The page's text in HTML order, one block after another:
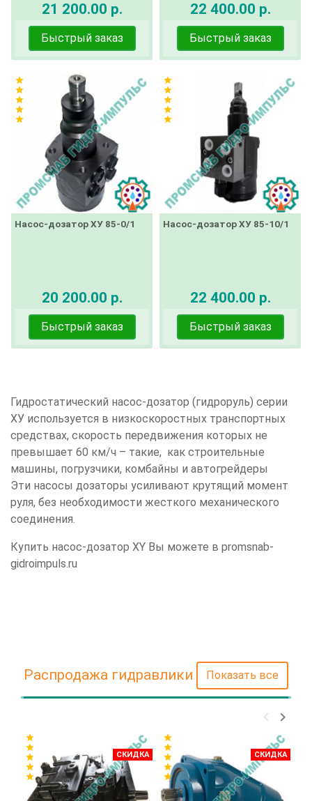
21 200.00 р.
Быстрый заказ
22 400.00 р.
Быстрый заказ
Насос-дозатор ХУ 85-0/1
20 200.00 р.
star
star
star
star
star
Быстрый заказ
Насос-дозатор ХУ 85-10/1
22 400.00 р.
star
star
star
star
star
Быстрый заказ
Гидростатический насос-дозатор (гидроруль) серии
ХУ используется в низкоскоростных транспортных
средствах, скорость передвижения которых не
превышает 60 км/ч – такие, как строительные
машины, погрузчики, комбайны и автогрейдеры
Эти насосы дозаторы усиливают крутящий момент
руля, без необходимости жесткого механического
соединения.
Купить насос-дозатор ХY Вы можете в promsnab-
gidroimpuls.ru
Распродажа гидравлики Показать все
keyboard_arrow_left keyboard_arrow_right
СКИДКА
star
star
star
star
star
СКИДКА
star
star
star
star
star